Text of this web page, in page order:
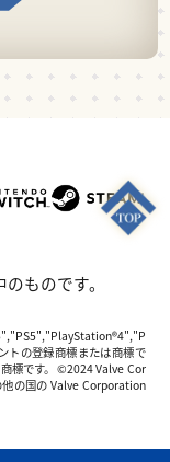
ものです。
トの登録商標または商標で
標です。 ©2024 Valve Cor
の国の Valve Corporation